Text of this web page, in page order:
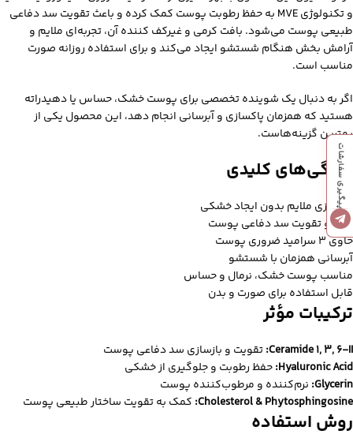
و تکنولوژی MVE به حفظ رطوبت پوست کمک کرده و باعث تقویت سد دفاعی
طبیعی پوست می‌شود. بافت کرمی و غیرکف‌ کننده آن، تجربه‌ای ملایم و
آرامش‌ بخش هنگام شستشو ایجاد می‌کند و برای استفاده روزانه صورت
مناسب است.
اگر به دنبال یک شوینده تخصصی برای پوست خشک، حساس یا دهیدراته
هستید که همزمان پاکسازی و آبرسانی انجام دهد، این محصول یکی از
بهترین گزینه‌هاست.
ویژگی‌های کلیدی
پاکسازی ملایم بدون ایجاد خشکی
حفظ و تقویت سد دفاعی پوست
حاوی ۳ سرامید ضروری پوست
آبرسانی همزمان با شستشو
مناسب پوست خشک، نرمال و حساس
قابل استفاده برای صورت و بدن
ترکیبات مؤثر
Ceramide 1, 3, 6-II: تقویت و بازسازی سد دفاعی پوست
Hyaluronic Acid: حفظ رطوبت و جلوگیری از خشکی
Glycerin: نرم‌کننده و مرطوب‌کننده پوست
Cholesterol & Phytosphingosine: کمک به تقویت ساختار طبیعی پوست
روش استفاده
پیگیری سفارشات